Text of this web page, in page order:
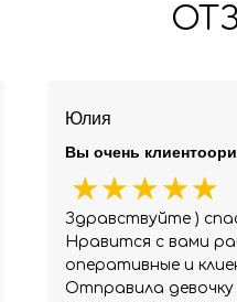
Юлия
Здравствуйте )
Нравится с вами
оперативные и
Отправила
Вы очень